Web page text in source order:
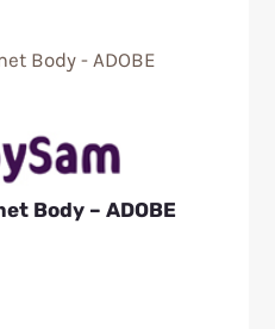
Body – ADOBE